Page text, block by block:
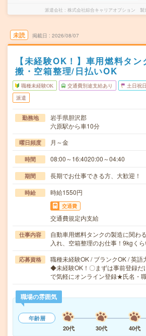
派遣会社 株式会社綜合キャリアオプション 製
未読 掲載日 2026/08/07
【未経験OK！】車用燃料タ
搬・空箱整理/日払いOK
職種未経験OK 交通費別途支給あり 土日祝
派遣
勤務地
岩手県胆沢郡
六原駅から車10分
曜日頻度 月～金
時間 08:00～16:4020:00～04:40
期間 長期でお仕事できる方、大歓迎！
時給 時給1550円
交通費
交通費規定内支給
仕事内容
自動車用燃料タンクの製造に関わ
入れ、空箱整理のお仕事！9kgく
応募資格
職種未経験OK / ブランクOK / 英語
◆未経験OK！〇まずは事前登録だ
で気軽にオンライン登録★氏名・
職場の雰囲気
年齢層
20代
30代 40代